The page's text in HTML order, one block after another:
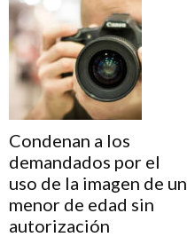
Condenan a los
demandados por el
uso de la imagen de un
menor de edad sin
autorización